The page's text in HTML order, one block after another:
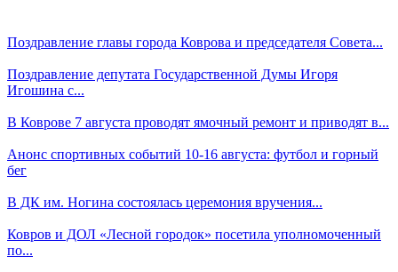
Поздравление главы города Коврова и председателя Совета...
Поздравление депутата Государственной Думы Игоря
Игошина с...
В Коврове 7 августа проводят ямочный ремонт и приводят в...
Анонс спортивных событий 10-16 августа: футбол и горный
бег
В ДК им. Ногина состоялась церемония вручения...
Ковров и ДОЛ «Лесной городок» посетила уполномоченный
по...